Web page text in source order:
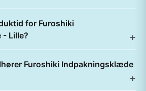
for Furoshiki
Lille?
Furoshiki Indpakningsklæde